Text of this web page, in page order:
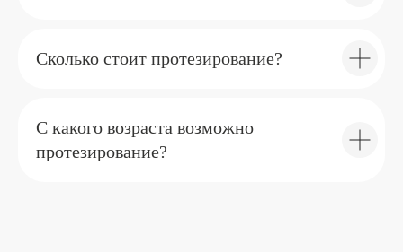
Сколько стоит протезирование?
С какого возраста возможно
протезирование?